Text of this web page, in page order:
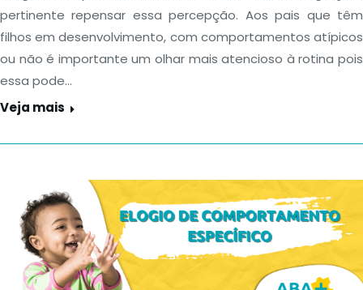
pertinente repensar essa percepção. Aos pais que têm
filhos em desenvolvimento, com comportamentos atípicos
ou não é importante um olhar mais atencioso à rotina pois
essa pode…
Veja mais